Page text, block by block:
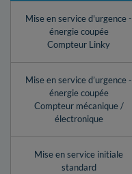
Mise en service d'urgence -
énergie coupée
Compteur Linky
Mise en service d’urgence -
énergie coupée
Compteur mécanique /
électronique
Mise en service initiale
standard